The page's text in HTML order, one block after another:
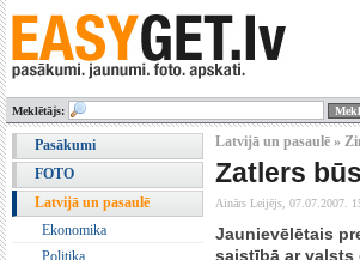
Meklētājs:
Pasākumi
FOTO
Latvijā un pasaulē
Ekonomika
Politika
Latvijā un pasaulē »
Zatlers
Ainārs Leijējs, 07.07.2007.
Jaunievēlētais
saistībā ar valsts